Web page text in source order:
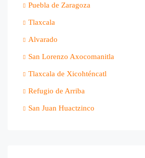
Puebla de Zaragoza
Tlaxcala
Alvarado
San Lorenzo Axocomanitla
Tlaxcala de Xicohténcatl
Refugio de Arriba
San Juan Huactzinco